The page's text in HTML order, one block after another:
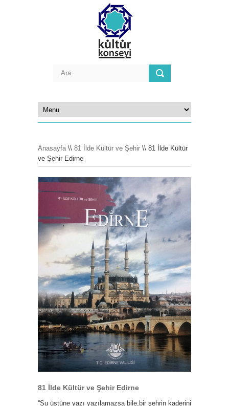
Anasayfa\\ 81 İlde Kültür ve Şehir \\ 81 İlde Kültür
ve Şehir Edirne
81 İlde Kültür ve Şehir Edirne
''Su üstüne yazı yazılamazsa bile,bir şehrin kaderini